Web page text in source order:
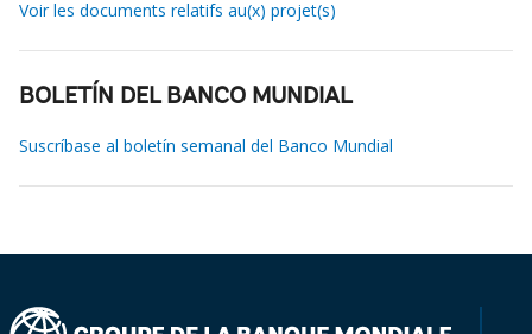
Voir les documents relatifs au(x) projet(s)
BOLETÍN DEL BANCO MUNDIAL
Suscríbase al boletín semanal del Banco Mundial